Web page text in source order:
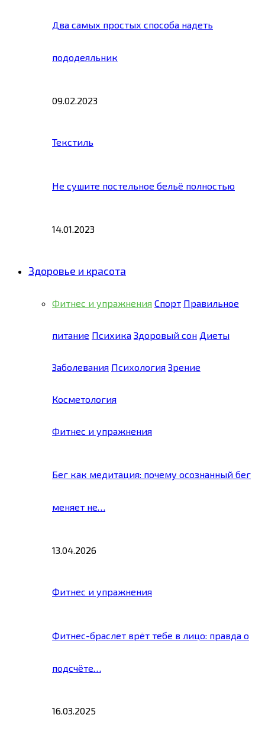
Два самых простых способа надеть
пододеяльник
09.02.2023
Текстиль
Не сушите постельное бельё полностью
14.01.2023
Здоровье и красота
Фитнес и упражнения Спорт Правильное
питание Психика Здоровый сон Диеты
Заболевания Психология Зрение
Косметология
Фитнес и упражнения
Бег как медитация: почему осознанный бег
меняет не…
13.04.2026
Фитнес и упражнения
Фитнес-браслет врёт тебе в лицо: правда о
подсчёте…
16.03.2025